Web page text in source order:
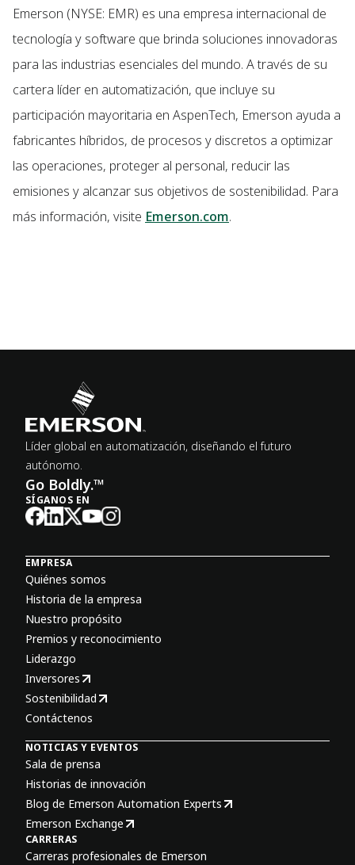
Emerson (NYSE: EMR) es una empresa internacional de
tecnología y software que brinda soluciones innovadoras
para las industrias esenciales del mundo. A través de su
cartera líder en automatización, que incluye su
participación mayoritaria en AspenTech, Emerson ayuda a
fabricantes híbridos, de procesos y discretos a optimizar
las operaciones, proteger al personal, reducir las
emisiones y alcanzar sus objetivos de sostenibilidad. Para
más información, visite Emerson.com.
Líder global en automatización, diseñando el futuro
autónomo.
Go Boldly.™
SÍGANOS EN
EMPRESA
Quiénes somos
Historia de la empresa
Nuestro propósito
Premios y reconocimiento
Liderazgo
Inversores
Sostenibilidad
Contáctenos
NOTICIAS Y EVENTOS
Sala de prensa
Historias de innovación
Blog de Emerson Automation Experts
Emerson Exchange
CARRERAS
Carreras profesionales de Emerson